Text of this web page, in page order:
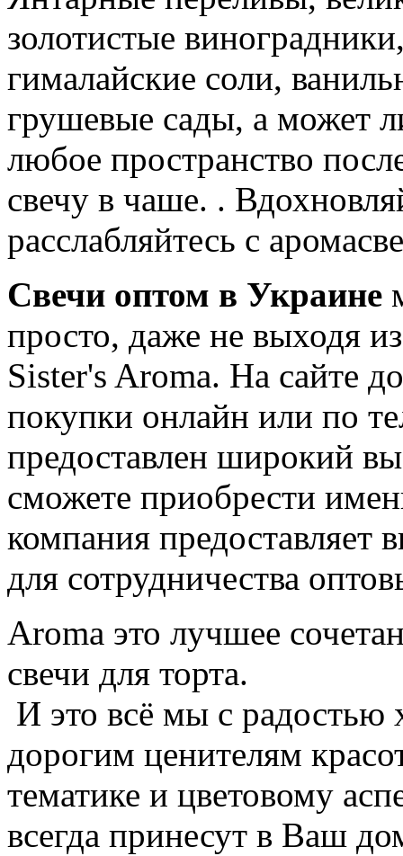
золотистые
гималайские соли,
грушевые сады, а может
любое пространство
свечу в чаше. .
расслабляйтесь с
Свечи оптом в Украине
просто, даже не выходя
Sister's Aroma. На сайте
покупки онлайн или по
предоставлен широкий
сможете приобрести
компания предоставляет
для сотрудничества
Aroma это лучшее
свечи для торта.
И это всё мы с
дорогим ценителям
тематике и цветовому
всегда принесут в Ваш